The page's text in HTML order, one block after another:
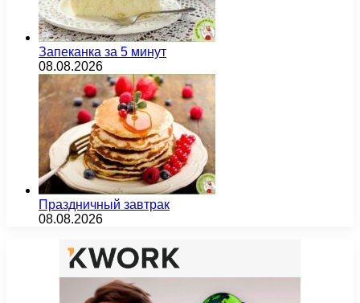
Запеканка за 5 минут
08.08.2026
Праздничный завтрак
08.08.2026